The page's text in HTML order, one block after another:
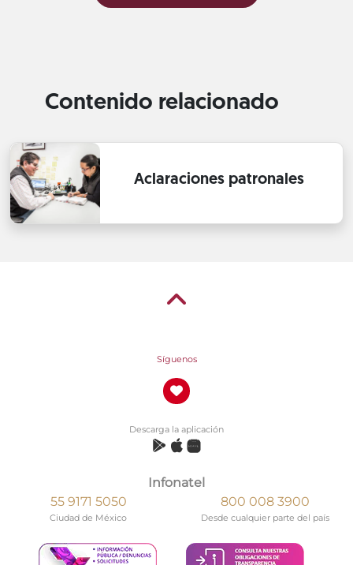
Contenido relacionado
Aclaraciones patronales
Síguenos
Descarga la aplicación
Infonatel
55 9171 5050
Ciudad de México
800 008 3900
Desde cualquier parte del país